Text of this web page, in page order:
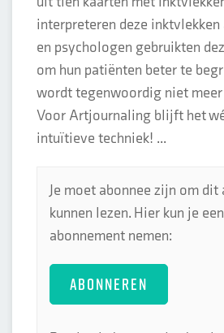
interpreteren deze
en psychologen gebruikten
om hun patiënten beter te
wordt tegenwoordig niet
Voor Artjournaling blijft het
intuïtieve techniek! ...
Je moet abonnee zijn om
kunnen lezen. Hier kun je
abonnement nemen:
ABONNEREN